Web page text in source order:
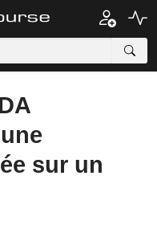
sur un